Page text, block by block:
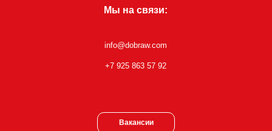
Мы на связи:
info@dobraw.com
+7 925 863 57 92
Вакансии